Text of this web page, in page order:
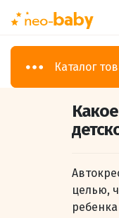
Каталог
целью,